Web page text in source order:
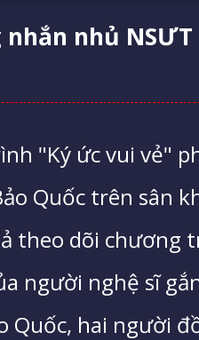
nhắn nhủ
"Ký ức vui vẻ"
Quốc trên sân
theo dõi chương
người nghệ sĩ
Quốc, hai người